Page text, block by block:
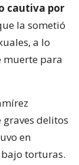
cautiva por
la sometió
a lo
muerte para
delitos
en
torturas.